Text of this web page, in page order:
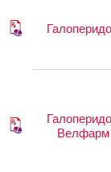
Велфарм